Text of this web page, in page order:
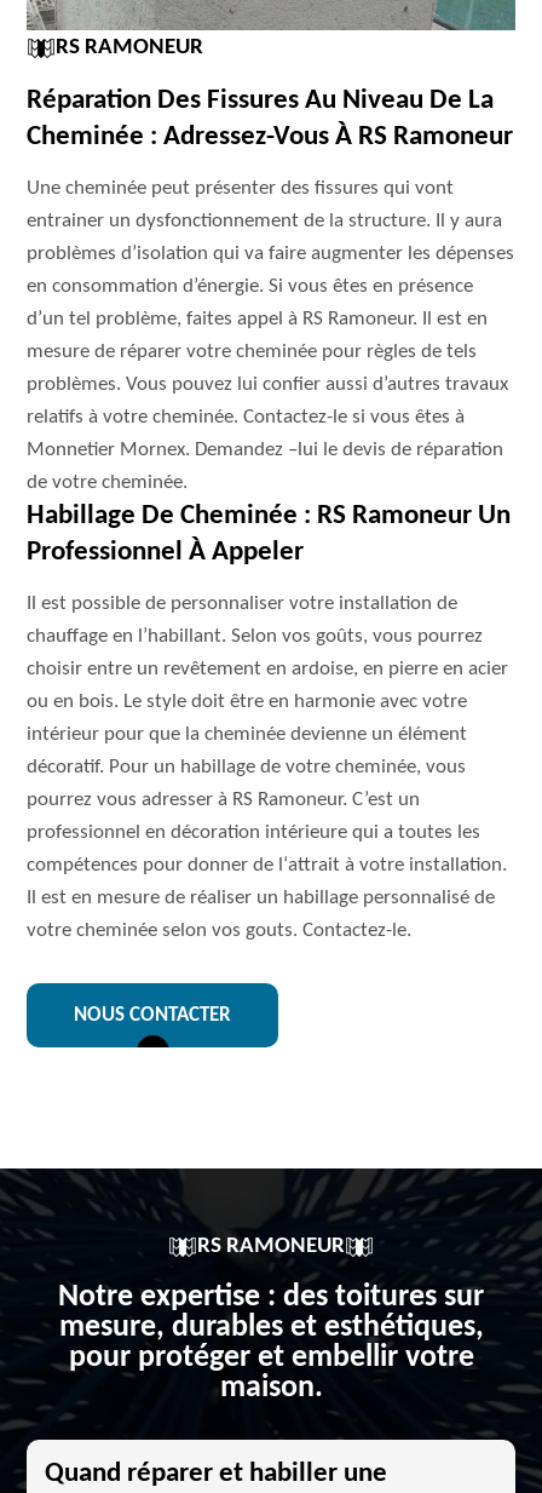
RS RAMONEUR
Réparation Des Fissures Au Niveau De La
Cheminée : Adressez-Vous À RS Ramoneur
Une cheminée peut présenter des fissures qui vont
entrainer un dysfonctionnement de la structure. Il y aura
problèmes d’isolation qui va faire augmenter les dépenses
en consommation d’énergie. Si vous êtes en présence
d’un tel problème, faites appel à RS Ramoneur. Il est en
mesure de réparer votre cheminée pour règles de tels
problèmes. Vous pouvez lui confier aussi d’autres travaux
relatifs à votre cheminée. Contactez-le si vous êtes à
Monnetier Mornex. Demandez –lui le devis de réparation
de votre cheminée.
Habillage De Cheminée : RS Ramoneur Un
Professionnel À Appeler
Il est possible de personnaliser votre installation de
chauffage en l’habillant. Selon vos goûts, vous pourrez
choisir entre un revêtement en ardoise, en pierre en acier
ou en bois. Le style doit être en harmonie avec votre
intérieur pour que la cheminée devienne un élément
décoratif. Pour un habillage de votre cheminée, vous
pourrez vous adresser à RS Ramoneur. C’est un
professionnel en décoration intérieure qui a toutes les
compétences pour donner de l‘attrait à votre installation.
Il est en mesure de réaliser un habillage personnalisé de
votre cheminée selon vos gouts. Contactez-le.
NOUS CONTACTER
RS RAMONEUR
Notre expertise : des toitures sur
mesure, durables et esthétiques,
pour protéger et embellir votre
maison.
Quand réparer et habiller une